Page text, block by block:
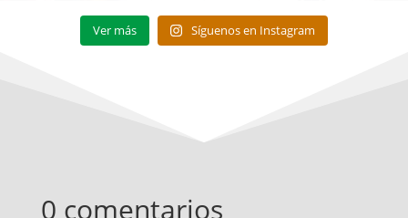
Ver más Síguenos en Instagram
0 comentarios